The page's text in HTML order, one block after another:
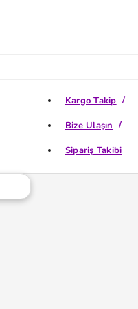
Kargo Takip
Bize Ulaşın
Sipariş Takibi